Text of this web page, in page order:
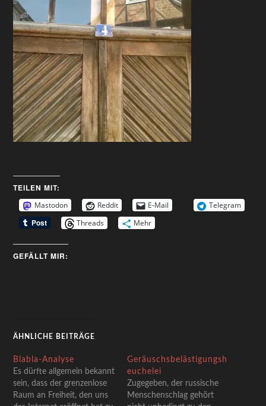
TEILEN MIT:
Mastodon Reddit E-Mail
Telegram
Threads
Mehr
GEFÄLLT MIR:
ÄHNLICHE BEITRÄGE
Blabla-Analyse
Es dürfte allgemein bekannt
sein, dass der grenzenlose
Raum an Freiheit, den uns
Geräuschsbelästigungsh
euchelei
Zugegeben, der russische
Menschenschlag gehört